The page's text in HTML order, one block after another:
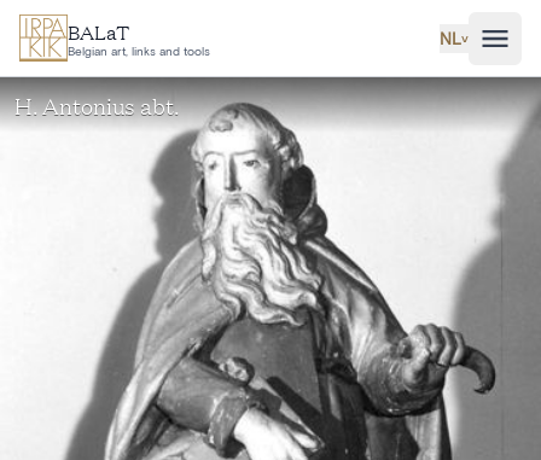
Ga naar hoofdinhoud
BALaT
Belgian art, links and tools
NL˅
H. Antonius abt.